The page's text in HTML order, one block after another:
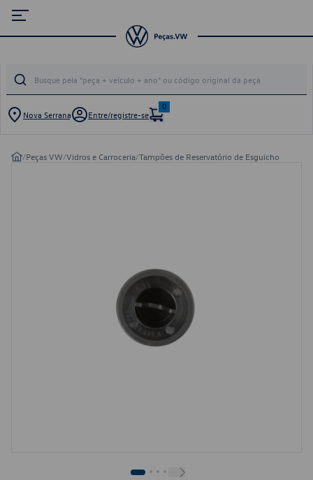
Nova Serrana Entre/registre-se
0
/Peças VW/Vidros e Carroceria/Tampões de Reservatório de Esguicho